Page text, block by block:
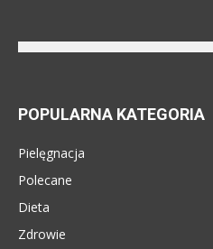
POPULARNA KATEGORIA
Pielęgnacja
Polecane
Dieta
Zdrowie